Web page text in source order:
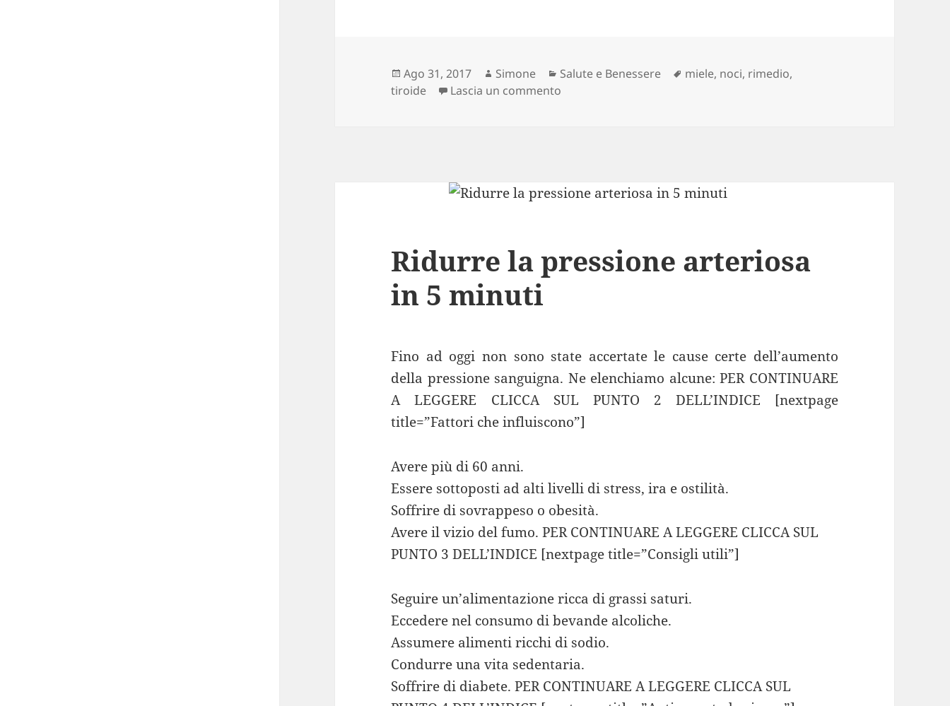
Scritto
il
Ago 31, 2017 Autore
Simone Categorie
Salute e Benessere Tag
miele, noci, rimedio,
tiroide
Lascia un commento
Ridurre la pressione arteriosa
in 5 minuti
Fino ad oggi non sono state accertate le cause certe dell’aumento
della pressione sanguigna. Ne elenchiamo alcune: PER CONTINUARE
A LEGGERE CLICCA SUL PUNTO 2 DELL’INDICE [nextpage
title=”Fattori che influiscono”]
Avere più di 60 anni.
Essere sottoposti ad alti livelli di stress, ira e ostilità.
Soffrire di sovrappeso o obesità.
Avere il vizio del fumo. PER CONTINUARE A LEGGERE CLICCA SUL
PUNTO 3 DELL’INDICE [nextpage title=”Consigli utili”]
Seguire un’alimentazione ricca di grassi saturi.
Eccedere nel consumo di bevande alcoliche.
Assumere alimenti ricchi di sodio.
Condurre una vita sedentaria.
Soffrire di diabete. PER CONTINUARE A LEGGERE CLICCA SUL